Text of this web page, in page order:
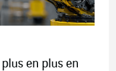
en plus en